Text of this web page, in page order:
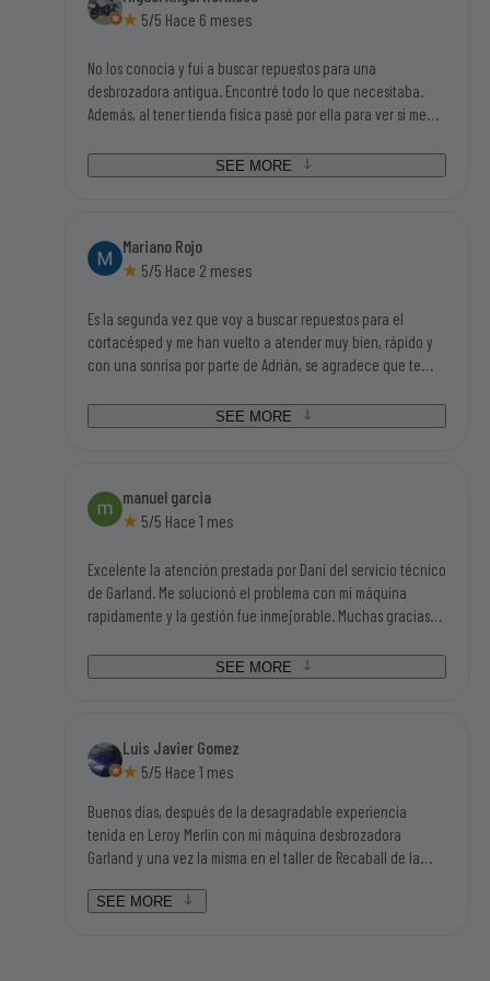
volveré a su tienda.
5/5 Hace 6 meses
No los conocía y fui a buscar repuestos para una
desbrozadora antigua. Encontré todo lo que necesitaba.
Además, al tener tienda física pasé por ella para ver si me
chico que me atendió, me ayudo en todas mis dudas y me
asesoró fenomenal. Además de un trato magnifico. Sin duda,
SEE MORE
Mariano Rojo
5/5 Hace 2 meses
Es la segunda vez que voy a buscar repuestos para el
cortacésped y me han vuelto a atender muy bien, rápido y
con una sonrisa por parte de Adrián, se agradece que te
tenían todo lo que iba buscando así que tengo que darle mi
enhorabuena a ésta empresa.
SEE MORE
manuel garcia
5/5 Hace 1 mes
Excelente la atención prestada por Dani del servicio técnico
de Garland. Me solucionó el problema con mi máquina
rapidamente y la gestión fue inmejorable. Muchas gracias
SEE MORE
Luis Javier Gomez
5/5 Hace 1 mes
Buenos días, después de la desagradable experiencia
tenida en Leroy Merlín con mi máquina desbrozadora
Garland y una vez la misma en el taller de Recaball de la
atendidos por Lorena y por Daniel que han sido dos
SEE MORE